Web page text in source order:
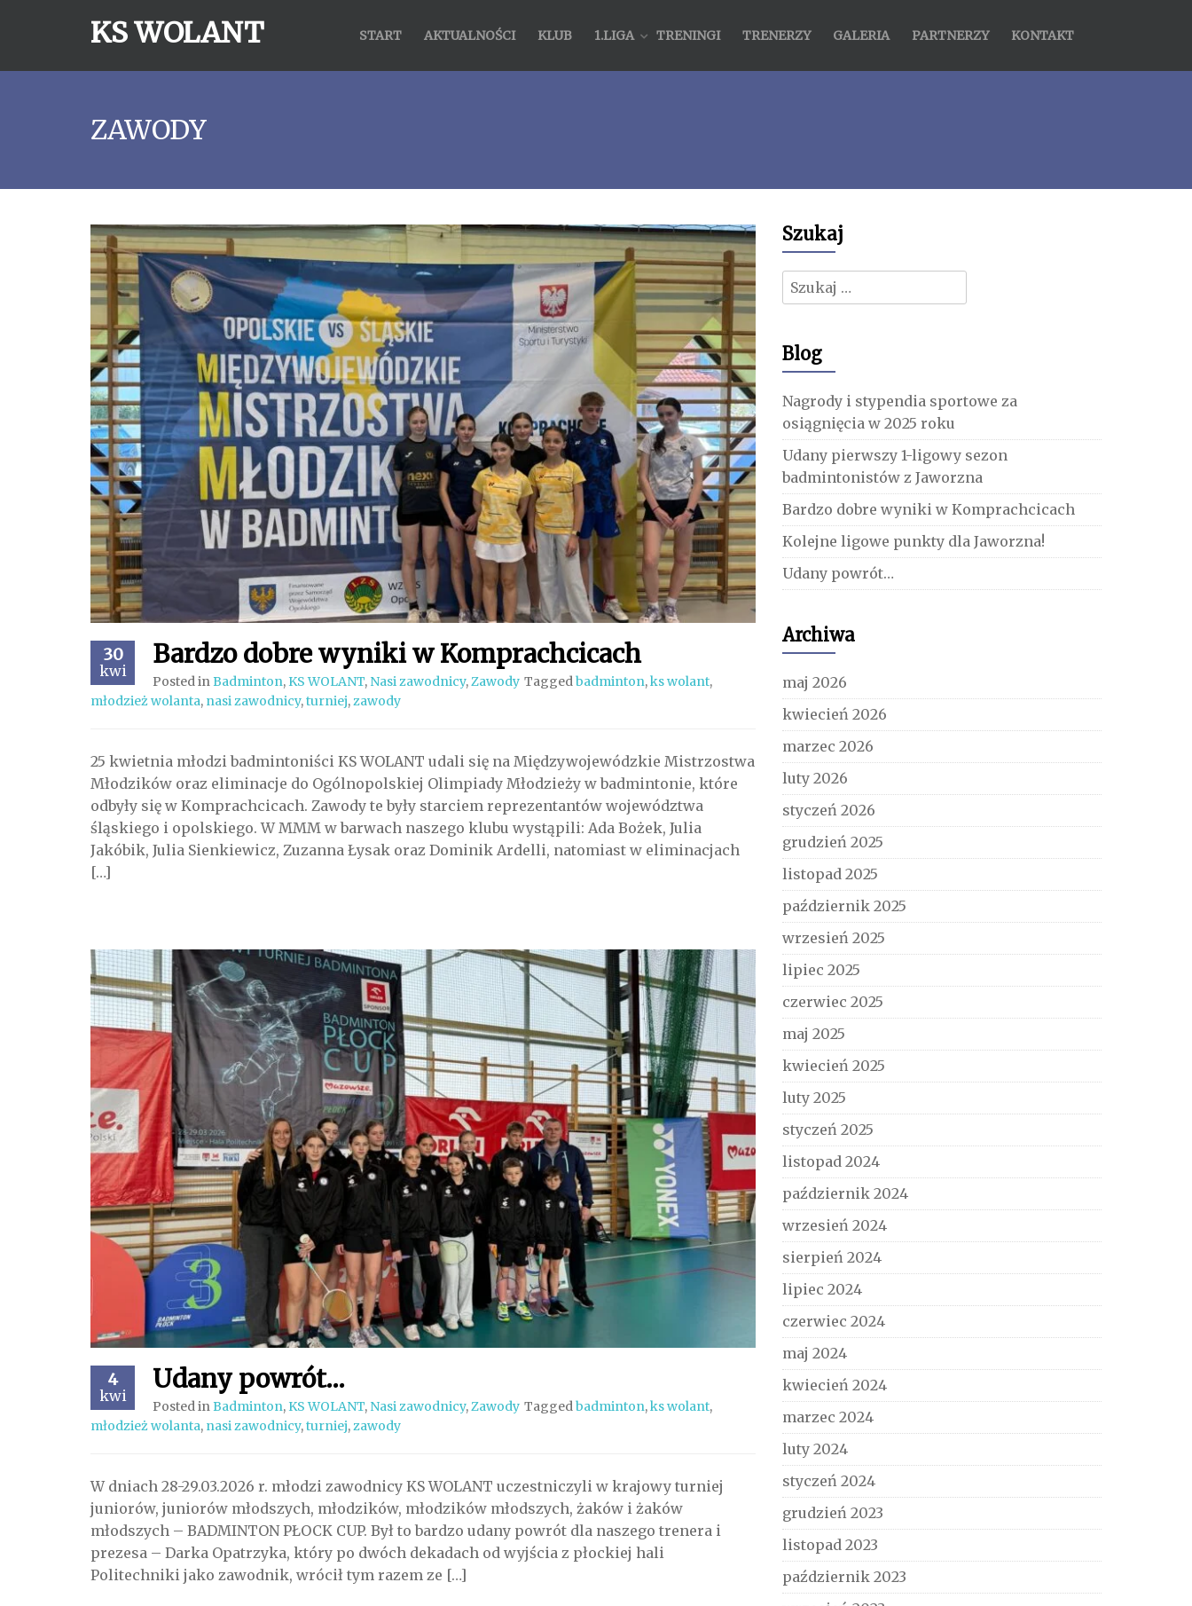
KS WOLANT START AKTUALNOŚCI KLUB 1.LIGA TRENINGI TRENERZY GALERIA PARTNERZY KONTAKT
ZAWODY
30
kwi
Bardzo dobre wyniki w Komprachcicach
Posted inBadminton, KS WOLANT, Nasi zawodnicy,Zawody Taggedbadminton,ks wolant,
młodzież wolanta, nasi zawodnicy,turniej,zawody
25 kwietnia młodzi badmintoniści KS WOLANT udali się na Międzywojewódzkie Mistrzostwa
Młodzików oraz eliminacje do Ogólnopolskiej Olimpiady Młodzieży w badmintonie, które
odbyły się w Komprachcicach. Zawody te były starciem reprezentantów województwa
śląskiego i opolskiego. W MMM w barwach naszego klubu wystąpili: Ada Bożek, Julia
Jakóbik, Julia Sienkiewicz, Zuzanna Łysak oraz Dominik Ardelli, natomiast w eliminacjach
[…]
4
kwi
Udany powrót…
Posted inBadminton, KS WOLANT, Nasi zawodnicy,Zawody Taggedbadminton,ks wolant,
młodzież wolanta, nasi zawodnicy,turniej,zawody
W dniach 28-29.03.2026 r. młodzi zawodnicy KS WOLANT uczestniczyli w krajowy turniej
juniorów, juniorów młodszych, młodzików, młodzików młodszych, żaków i żaków
młodszych – BADMINTON PŁOCK CUP. Był to bardzo udany powrót dla naszego trenera i
prezesa – Darka Opatrzyka, który po dwóch dekadach od wyjścia z płockiej hali
Politechniki jako zawodnik, wrócił tym razem ze […]
Szukaj
Szukaj:
Blog
Nagrody i stypendia sportowe za
osiągnięcia w 2025 roku
Udany pierwszy 1-ligowy sezon
badmintonistów z Jaworzna
Bardzo dobre wyniki w Komprachcicach
Kolejne ligowe punkty dla Jaworzna!
Udany powrót…
Archiwa
maj 2026
kwiecień 2026
marzec 2026
luty 2026
styczeń 2026
grudzień 2025
listopad 2025
październik 2025
wrzesień 2025
lipiec 2025
czerwiec 2025
maj 2025
kwiecień 2025
luty 2025
styczeń 2025
listopad 2024
październik 2024
wrzesień 2024
sierpień 2024
lipiec 2024
czerwiec 2024
maj 2024
kwiecień 2024
marzec 2024
luty 2024
styczeń 2024
grudzień 2023
listopad 2023
październik 2023